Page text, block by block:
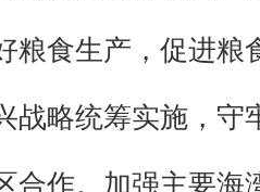
食生产，促进
略统筹实施，
作。加强主要